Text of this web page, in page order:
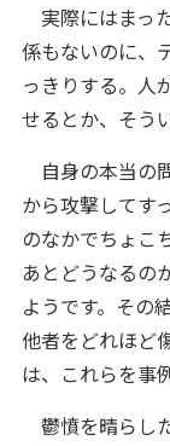
実際にはまっ
係もないのに、
っきりする。人
せるとか、そう
自身の本当の
から攻撃してす
のなかでちょこ
あとどうなるの
ようです。その
他者をどれほど
は、これらを事
鬱憤を晴らし